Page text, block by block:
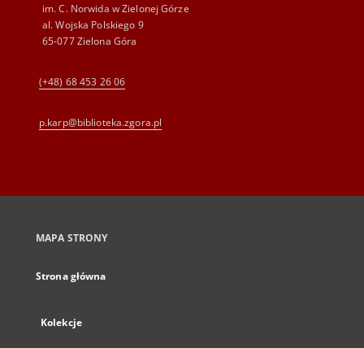
im. C. Norwida w Zielonej Górze
al. Wojska Polskiego 9
65-077 Zielona Góra
(+48) 68 453 26 06
p.karp@biblioteka.zgora.pl
MAPA STRONY
Strona główna
Kolekcje